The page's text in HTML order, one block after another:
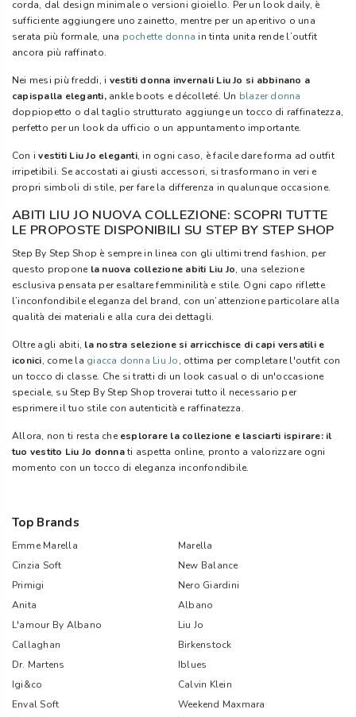
corda, dal design minimale o versioni gioiello. Per un look daily, è
sufficiente aggiungere uno zainetto, mentre per un aperitivo o una
serata più formale, una pochette donna in tinta unita rende l’outfit
ancora più raffinato.
Nei mesi più freddi, i vestiti donna invernali Liu Jo si abbinano a
capispalla eleganti, ankle boots e décolleté. Un blazer donna
doppiopetto o dal taglio strutturato aggiunge un tocco di raffinatezza,
perfetto per un look da ufficio o un appuntamento importante.
Con ivestiti Liu Jo eleganti, in ogni caso, è facile dare forma ad outfit
irripetibili. Se accostati ai giusti accessori, si trasformano in veri e
propri simboli di stile, per fare la differenza in qualunque occasione.
ABITI LIU JO NUOVA COLLEZIONE: SCOPRI TUTTE
LE PROPOSTE DISPONIBILI SU STEP BY STEP SHOP
Step By Step Shop è sempre in linea con gli ultimi trend fashion, per
questo propone la nuova collezione abiti Liu Jo, una selezione
esclusiva pensata per esaltare femminilità e stile. Ogni capo riflette
l’inconfondibile eleganza del brand, con un’attenzione particolare alla
qualità dei materiali e alla cura dei dettagli.
Oltre agli abiti, la nostra selezione si arricchisce di capi versatili e
iconici, come la giacca donna Liu Jo, ottima per completare l'outfit con
un tocco di classe. Che si tratti di un look casual o di un'occasione
speciale, su Step By Step Shop troverai tutto il necessario per
esprimere il tuo stile con autenticità e raffinatezza.
Allora, non ti resta che esplorare la collezione e lasciarti ispirare: il
tuo vestito Liu Jo donnati aspetta online, pronto a valorizzare ogni
momento con un tocco di eleganza inconfondibile.
Top Brands
Emme Marella
Marella
Cinzia Soft
New Balance
Primigi
Nero Giardini
Anita
Albano
L'amour By Albano
Liu Jo
Callaghan
Birkenstock
Dr. Martens
Iblues
Igi&co
Calvin Klein
Enval Soft
Weekend Maxmara